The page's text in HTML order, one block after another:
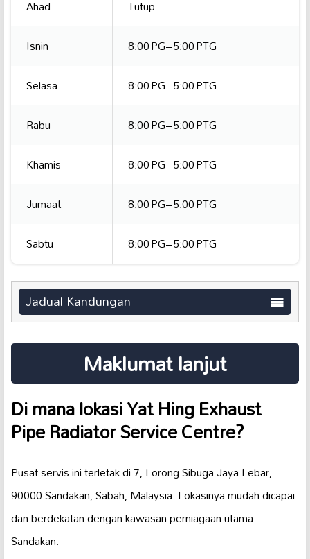
Ahad
Tutup
Isnin
8:00 PG–5:00 PTG
Selasa
8:00 PG–5:00 PTG
Rabu
8:00 PG–5:00 PTG
Khamis
8:00 PG–5:00 PTG
Jumaat
8:00 PG–5:00 PTG
Sabtu
8:00 PG–5:00 PTG
Jadual Kandungan
Maklumat lanjut
Di mana lokasi Yat Hing Exhaust
Pipe Radiator Service Centre?
Pusat servis ini terletak di 7, Lorong Sibuga Jaya Lebar,
90000 Sandakan, Sabah, Malaysia. Lokasinya mudah dicapai
dan berdekatan dengan kawasan perniagaan utama
Sandakan.